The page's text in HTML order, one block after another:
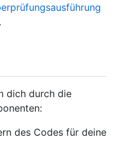
dich durch die
des Codes für deine